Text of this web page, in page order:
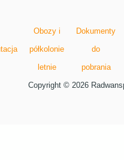
Obozy i
półkolonie
letnie
Dokumenty
do
pobrania
Copyright © 2026